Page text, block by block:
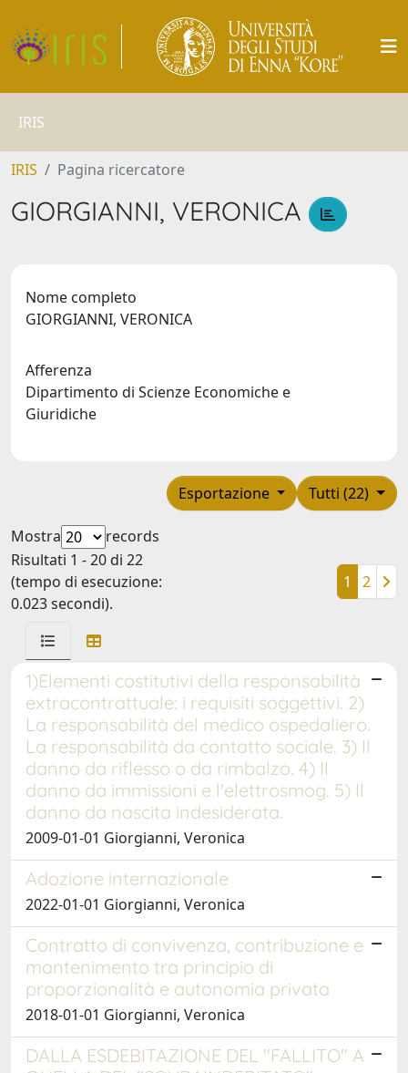
IRIS
IRIS Pagina ricercatore
GIORGIANNI, VERONICA
Nome completo
GIORGIANNI, VERONICA
Afferenza
Dipartimento di Scienze Economiche e
Giuridiche
Tutti (22)
Esportazione
Mostra
records
Risultati 1 - 20 di 22
(tempo di esecuzione:
0.023 secondi).
1 2
1)Elementi costitutivi della responsabilità
extracontrattuale: i requisiti soggettivi. 2)
La responsabilità del medico ospedaliero.
La responsabilità da contatto sociale. 3) Il
danno da riflesso o da rimbalzo. 4) Il
danno da immissioni e l'elettrosmog. 5) Il
danno da nascita indesiderata.
2009-01-01 Giorgianni, Veronica
Adozione internazionale
2022-01-01 Giorgianni, Veronica
Contratto di convivenza, contribuzione e
mantenimento tra principio di
proporzionalità e autonomia privata
2018-01-01 Giorgianni, Veronica
DALLA ESDEBITAZIONE DEL "FALLITO" A